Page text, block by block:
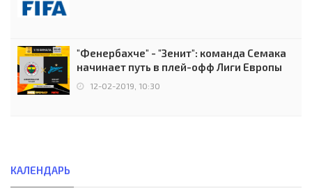
"Фенербахче" - "Зенит": команда Семака
начинает путь в плей-офф Лиги Европы
12-02-2019, 10:30
КАЛЕНДАРЬ